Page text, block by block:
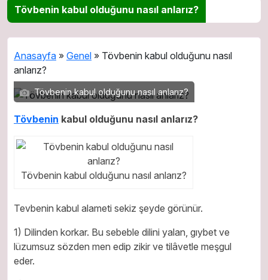
Tövbenin kabul olduğunu nasıl anlarız?
Anasayfa » Genel » Tövbenin kabul olduğunu nasıl
anlarız?
Tövbenin kabul olduğunu nasıl anlarız?
Tövbenin kabul olduğunu nasıl anlarız?
Tövbenin kabul olduğunu nasıl anlarız?
Tevbenin kabul alameti sekiz şeyde görünür.
1) Dilinden korkar. Bu sebeble dilini yalan, gıybet ve
lüzumsuz sözden men edip zikir ve tilâvetle meşgul
eder.